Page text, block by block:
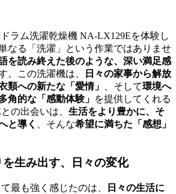
ラム洗濯乾燥機 NA-LX129Eを体験し
なる「洗濯」という作業ではありませ
を読み終えた後のような、深い満足感
。この洗濯機は、
日々の家事から解放
類への新たな「愛情」
、そして環境へ
角的な「感動体験」 を提供してくれる
の出会いは、 生活をより豊かに、そ
と導く
、そんな希望に満ちた「感想」
生み出す、日々の変化
最も強く感じたのは、
日々の生活に